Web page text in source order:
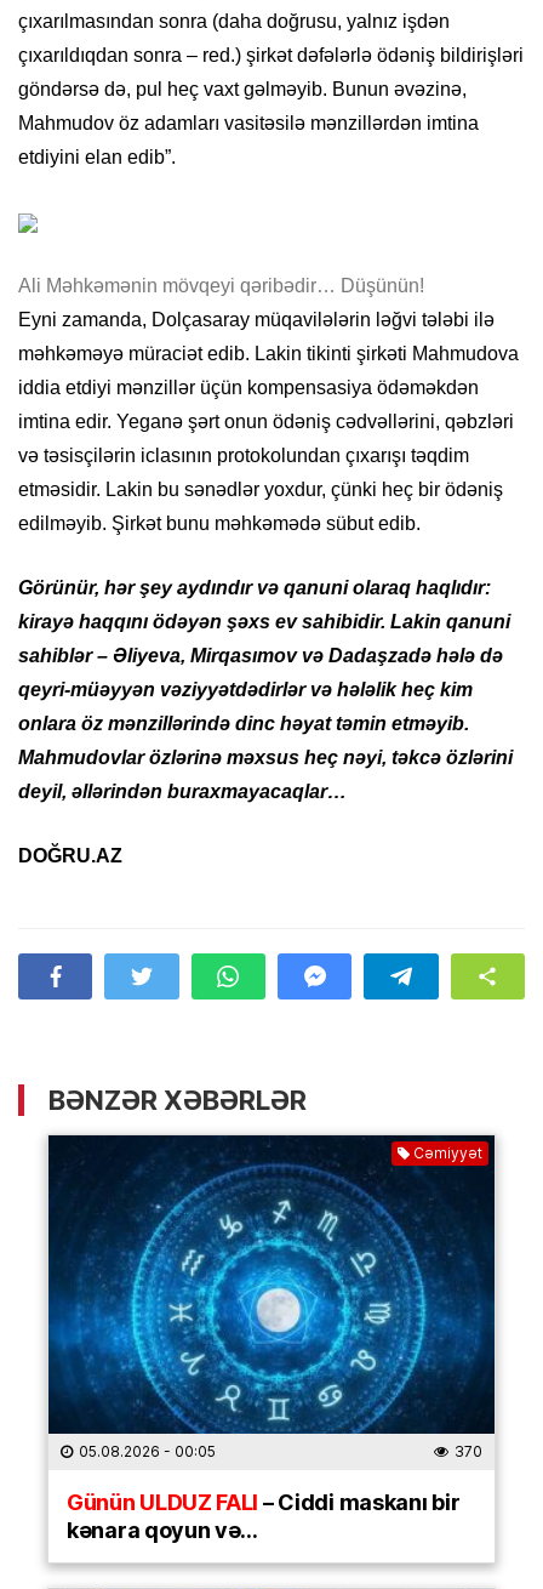
çıxarılmasından sonra (daha doğrusu, yalnız işdən
çıxarıldıqdan sonra – red.) şirkət dəfələrlə ödəniş bildirişləri
göndərsə də, pul heç vaxt gəlməyib. Bunun əvəzinə,
Mahmudov öz adamları vasitəsilə mənzillərdən imtina
etdiyini elan edib”.
Ali Məhkəmənin mövqeyi qəribədir… Düşünün!
Eyni zamanda, Dolçasaray müqavilələrin ləğvi tələbi ilə
məhkəməyə müraciət edib. Lakin tikinti şirkəti Mahmudova
iddia etdiyi mənzillər üçün kompensasiya ödəməkdən
imtina edir. Yeganə şərt onun ödəniş cədvəllərini, qəbzləri
və təsisçilərin iclasının protokolundan çıxarışı təqdim
etməsidir. Lakin bu sənədlər yoxdur, çünki heç bir ödəniş
edilməyib. Şirkət bunu məhkəmədə sübut edib.
Görünür, hər şey aydındır və qanuni olaraq haqlıdır:
kirayə haqqını ödəyən şəxs ev sahibidir. Lakin qanuni
sahiblər – Əliyeva, Mirqasımov və Dadaşzadə hələ də
qeyri-müəyyən vəziyyətdədirlər və hələlik heç kim
onlara öz mənzillərində dinc həyat təmin etməyib.
Mahmudovlar özlərinə məxsus heç nəyi, təkcə özlərini
deyil, əllərindən buraxmayacaqlar…
DOĞRU.AZ
BƏNZƏR XƏBƏRLƏR
Cəmiyyət
05.08.2026 - 00:05 370
Günün ULDUZ FALI– Ciddi maskanı bir
kənara qoyun və…